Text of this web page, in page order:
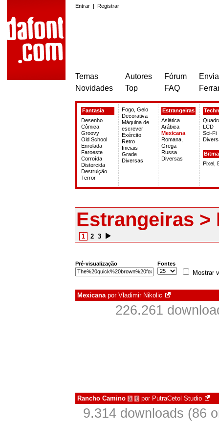
Entrar | Registrar
Temas
Novidades
Autores
Top
Fórum
FAQ
Fantasia
Desenho
Cômica
Groovy
Old School
Enrolada
Faroeste
Corroída
Distorcida
Destruição
Terror
Fogo, Gelo
Decorativa
Máquina de
escrever
Exército
Retro
Iniciais
Grade
Diversas
Estrangeiras
Asiática
Arábica
Mexicana
Romana,
Grega
Russa
Diversas
LCD
Sci-Fi
Pixel,
Estrangeiras >
1 2 3
Pré-visualização Fontes
Mostrar
Mexicanapor Vladimir Nikolic
226.261
Rancho Camino à € por PutraCetol Studio
9.314 downloads (86